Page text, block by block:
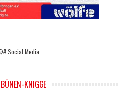
Social Media
KNIGGE